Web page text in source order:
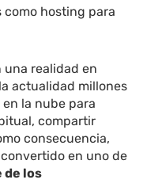
hosting para
una realidad en
actualidad millones
la nube para
compartir
consecuencia,
en uno de
de los